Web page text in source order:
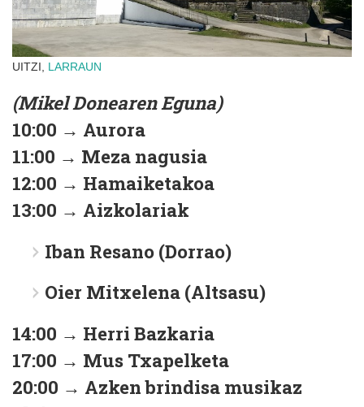
UITZI, LARRAUN
(Mikel Donearen Eguna)
10:00 → Aurora
11:00 → Meza nagusia
12:00 → Hamaiketakoa
13:00 → Aizkolariak
Iban Resano (Dorrao)
Oier Mitxelena (Altsasu)
14:00 → Herri Bazkaria
17:00 → Mus Txapelketa
20:00 → Azken brindisa musikaz